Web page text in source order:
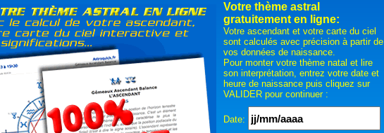
Votre thème astral
gratuitement en ligne:
Votre ascendant et votre carte du ciel
sont calculés avec précision à partir de
vos données de naissance.
Pour monter votre thème natal et lire
son interprétation, entrez votre date et
heure de naissance puis cliquez sur
VALIDER pour continuer :
Date: